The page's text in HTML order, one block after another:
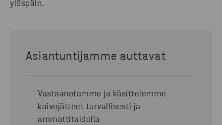
ylöspäin.
Asiantuntijamme auttavat
Vastaanotamme ja käsittelemme
kaivojätteet turvallisesti ja
ammattitaidolla